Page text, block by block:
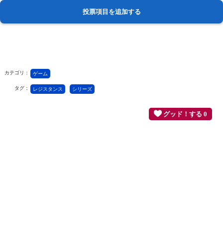
カテゴリ： ゲーム
タグ： レジスタンス シリーズ
グッド！する 0